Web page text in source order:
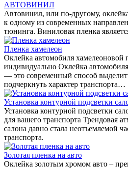
АВТОВИНИЛ
Автовинил, или по-другому,
к одному из современных
тюнинга. Виниловая пленка
Пленка хамелеон
Оклейка автомобиля хамелеоновой
индивидуально Оклейка
— это современный способ
подчеркнуть характер транспорта…
Установка контурной подсветки
Установка контурной подсветки
для вашего транспорта Трендовая
салона давно стала неотъемлемой
транспорта.
Золотая пленка на авто
Оклейка золотым хромом авто –